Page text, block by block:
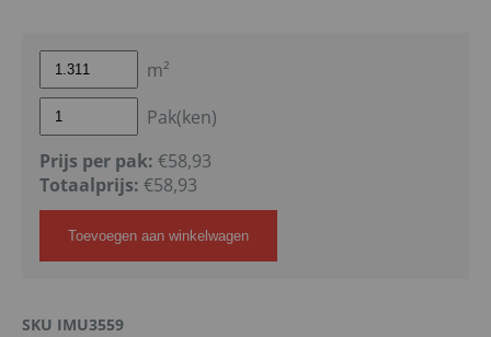
m²
Pak(ken)
Prijs per pak: €58,93
Totaalprijs: €58,93
Toevoegen aan winkelwagen
SKU IMU3559